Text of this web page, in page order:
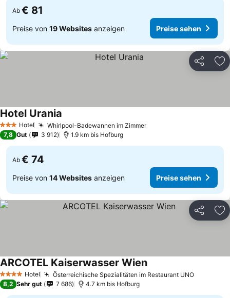
Ab € 81
Preise von 19 Websites anzeigen Preise sehen
Teilen
3 SterneHotel Whirlpool-Badewannen im ZimmerPreise sehen
Hotel Urania
7,8 Gut 3 912 1.9 km bis Hofburg
Ab € 74
Preise von 14 Websites anzeigen Preise sehen
Teilen
4 Sterne Hotel Österreichische Spezialitäten im Restaurant UNOPreise
ARCOTEL Kaiserwasser WienPreise sehen
8,2 Sehr gut 7 686 4.7 km bis Hofburg